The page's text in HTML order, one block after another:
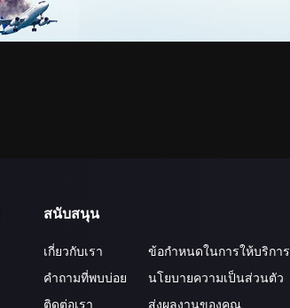
สนับสนุน
เกี่ยวกับเรา
คำถามที่พบบ่อย
ติดต่อเรา
ข้อกำหนดในการให้บริการ
นโยบายความเป็นส่วนตัว
ส่งผลงานของคุณ